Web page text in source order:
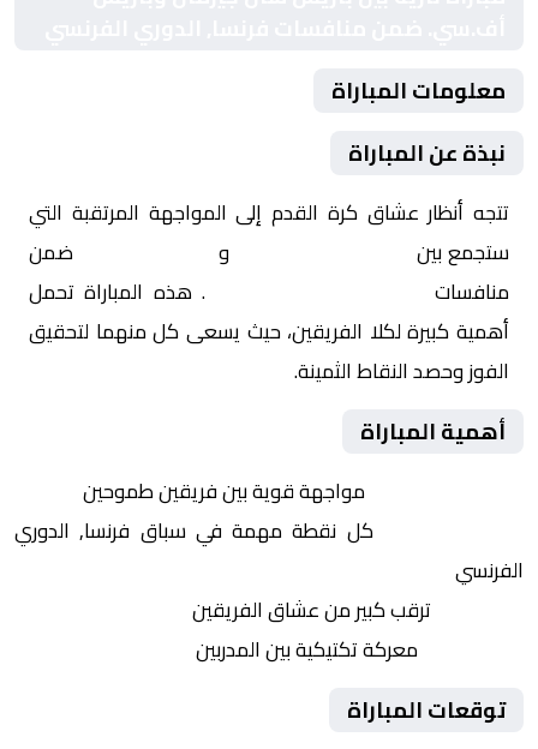
معلومات المباراة
نبذة عن المباراة
تتجه أنظار عشاق كرة القدم إلى المواجهة المرتقبة التي
ستجمع بين
و
ضمن
منافسات
. هذه المباراة تحمل
أهمية كبيرة لكلا الفريقين، حيث يسعى كل منهما لتحقيق
الفوز وحصد النقاط الثمينة.
أهمية المباراة
مواجهة قوية بين فريقين طموحين
كل نقطة مهمة في سباق فرنسا, الدوري
الفرنسي
ترقب كبير من عشاق الفريقين
معركة تكتيكية بين المدربين
توقعات المباراة